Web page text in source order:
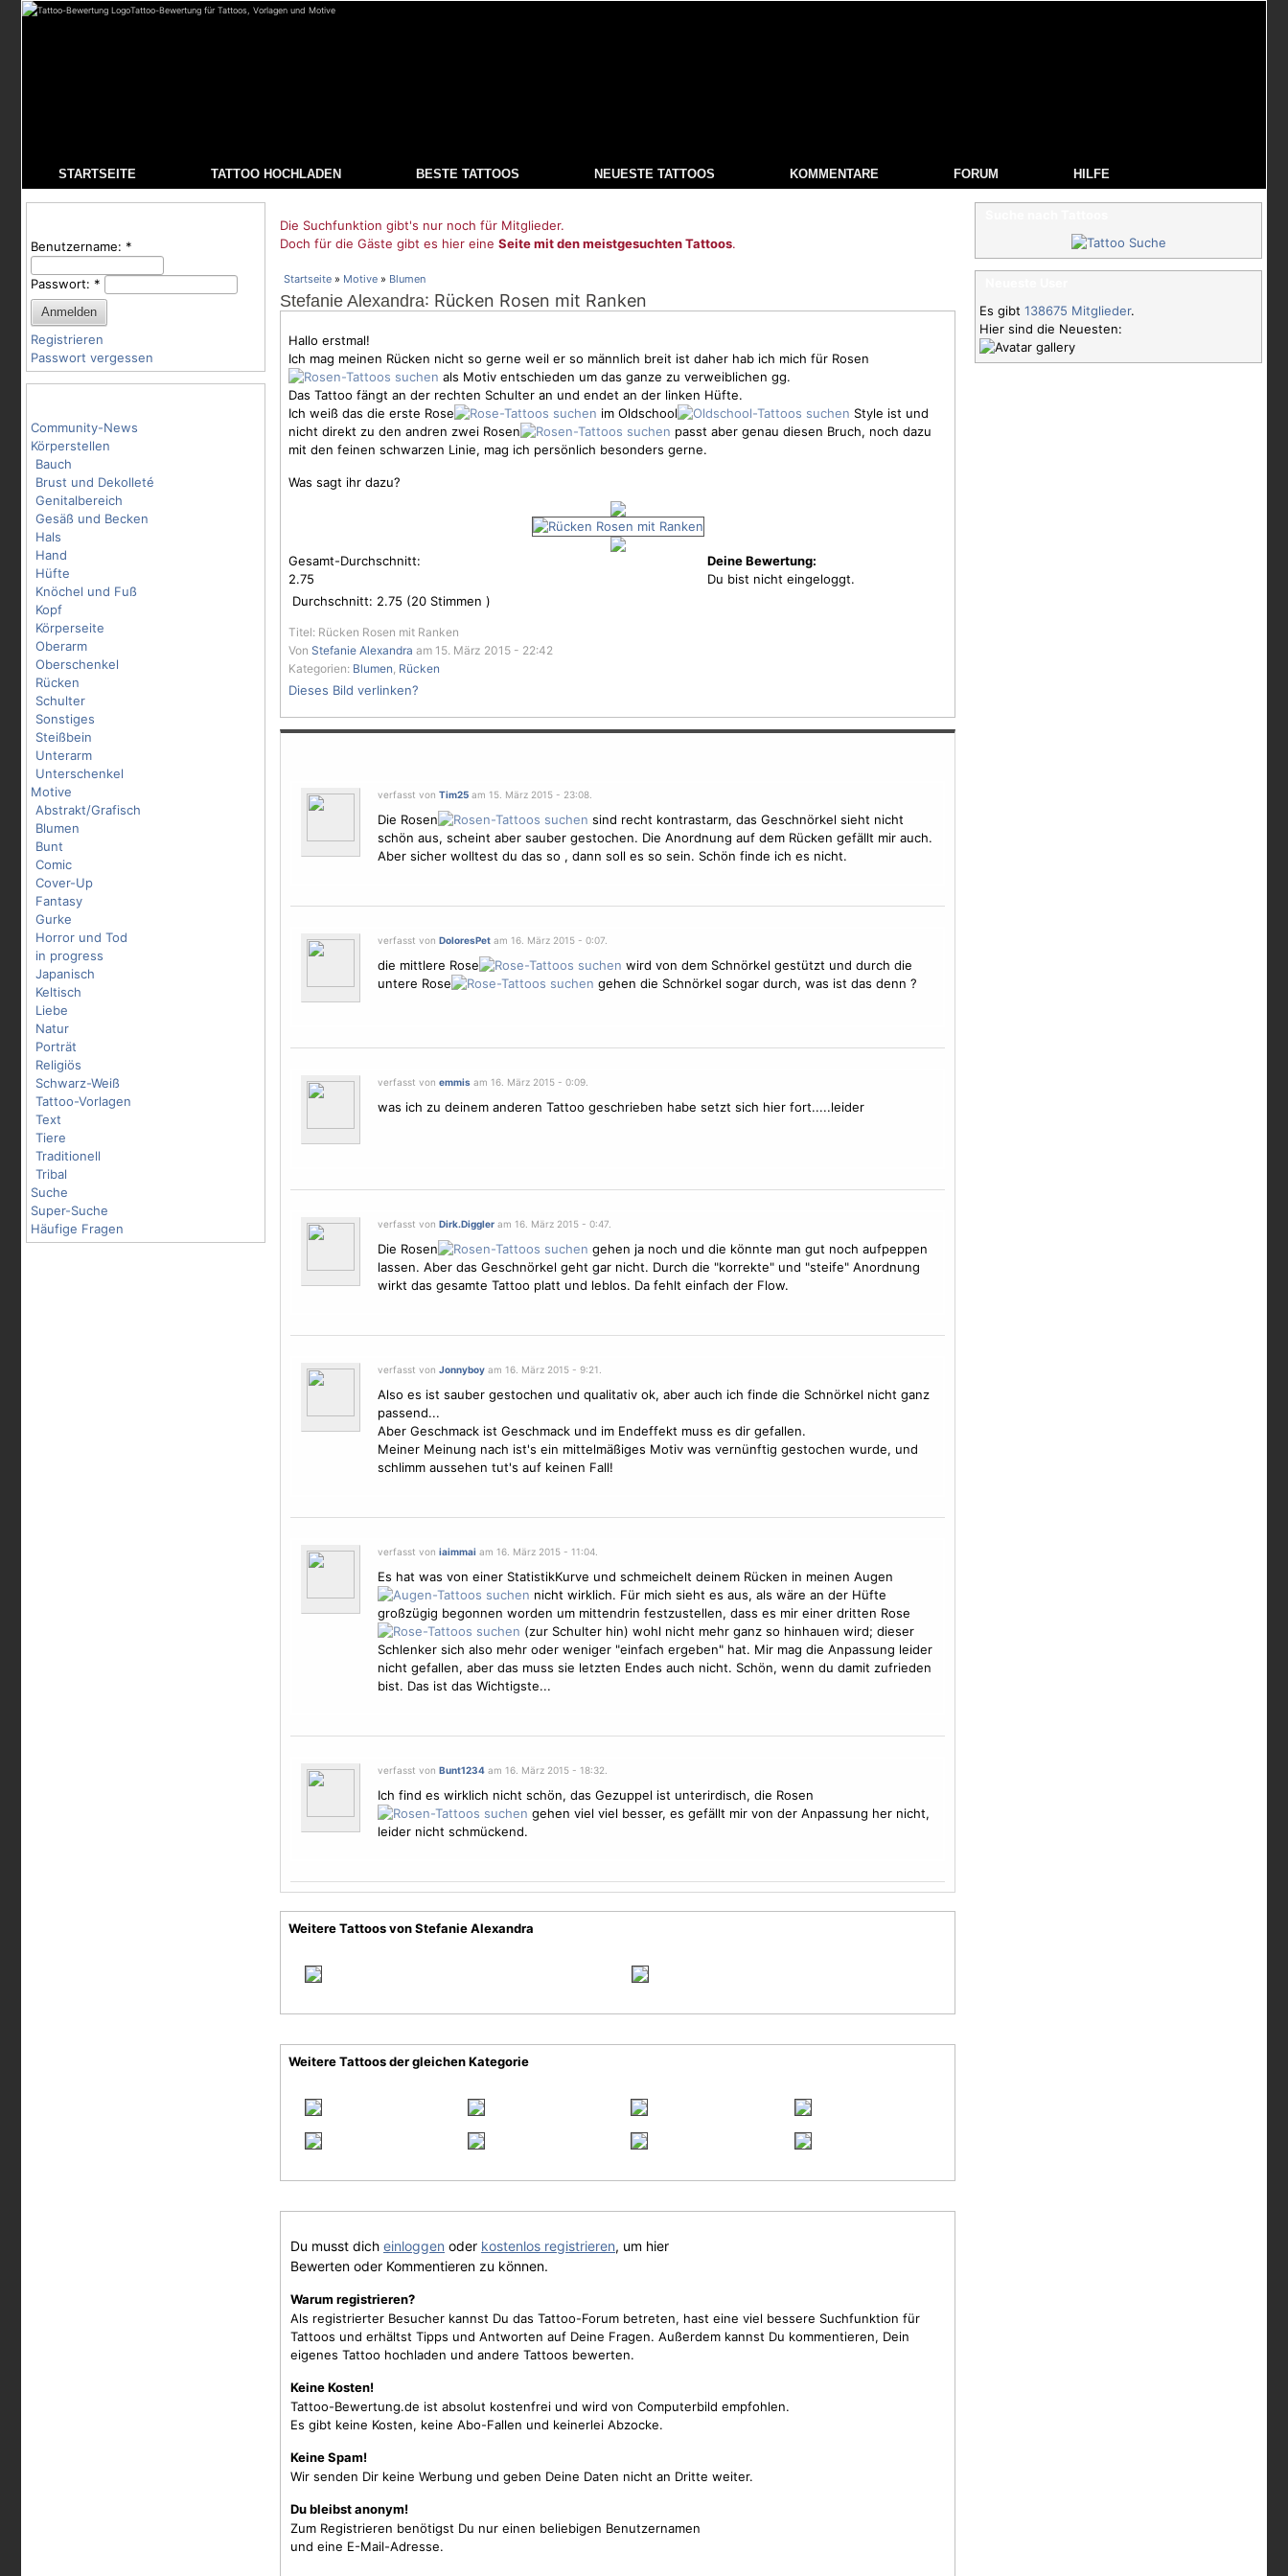
Tattoo-Bewertung für Tattoos, Vorlagen und Motive
STARTSEITE TATTOO HOCHLADEN BESTE TATTOOS NEUESTE TATTOOS KOMMENTARE FORUM HILFE
Benutzername: *
Passwort: *
Registrieren
Passwort vergessen
Community-News
Körperstellen
Bauch
Brust und Dekolleté
Genitalbereich
Gesäß und Becken
Hals
Hand
Hüfte
Knöchel und Fuß
Kopf
Körperseite
Oberarm
Oberschenkel
Rücken
Schulter
Sonstiges
Steißbein
Unterarm
Unterschenkel
Motive
Abstrakt/Grafisch
Blumen
Bunt
Comic
Cover-Up
Fantasy
Gurke
Horror und Tod
in progress
Japanisch
Keltisch
Liebe
Natur
Porträt
Religiös
Schwarz-Weiß
Tattoo-Vorlagen
Text
Tiere
Traditionell
Tribal
Suche
Super-Suche
Häufige Fragen
Die Suchfunktion gibt's nur noch für Mitglieder.
Doch für die Gäste gibt es hier eine Seite mit den meistgesuchten Tattoos.
Startseite » Motive » Blumen
Stefanie Alexandra: Rücken Rosen mit Ranken
Hallo erstmal!
Ich mag meinen Rücken nicht so gerne weil er so männlich breit ist daher hab ich mich für Rosen
als Motiv entschieden um das ganze zu verweiblichen gg.
Das Tattoo fängt an der rechten Schulter an und endet an der linken Hüfte.
Ich weiß das die erste Rose
im Oldschool
Style ist und
nicht direkt zu den andren zwei Rosen
passt aber genau diesen Bruch, noch dazu
mit den feinen schwarzen Linie, mag ich persönlich besonders gerne.
Was sagt ihr dazu?
Gesamt-Durchschnitt:
2.75
Durchschnitt: 2.75 (20 Stimmen )
Deine Bewertung:
Du bist nicht eingeloggt.
Titel: Rücken Rosen mit Ranken
Von Stefanie Alexandra am 15. März 2015 - 22:42
Kategorien: Blumen, Rücken
Dieses Bild verlinken?
verfasst von Tim25am 15. März 2015 - 23:08.
Die Rosen
sind recht kontrastarm, das Geschnörkel sieht nicht
schön aus, scheint aber sauber gestochen. Die Anordnung auf dem Rücken gefällt mir auch.
Aber sicher wolltest du das so , dann soll es so sein. Schön finde ich es nicht.
verfasst von DoloresPetam 16. März 2015 - 0:07.
die mittlere Rose
wird von dem Schnörkel gestützt und durch die
untere Rose
gehen die Schnörkel sogar durch, was ist das denn ?
verfasst von emmisam 16. März 2015 - 0:09.
was ich zu deinem anderen Tattoo geschrieben habe setzt sich hier fort.....leider
verfasst von Dirk.Diggleram 16. März 2015 - 0:47.
Die Rosen
gehen ja noch und die könnte man gut noch aufpeppen
lassen. Aber das Geschnörkel geht gar nicht. Durch die "korrekte" und "steife" Anordnung
wirkt das gesamte Tattoo platt und leblos. Da fehlt einfach der Flow.
verfasst von Jonnyboyam 16. März 2015 - 9:21.
Also es ist sauber gestochen und qualitativ ok, aber auch ich finde die Schnörkel nicht ganz
passend...
Aber Geschmack ist Geschmack und im Endeffekt muss es dir gefallen.
Meiner Meinung nach ist's ein mittelmäßiges Motivwas vernünftig gestochen wurde, und
schlimm aussehen tut's auf keinen Fall!
verfasst von iaimmai am 16. März 2015 - 11:04.
Es hat was von einer StatistikKurve und schmeichelt deinem Rücken in meinen Augen
nicht wirklich. Für mich sieht es aus, als wäre an der Hüfte
großzügig begonnen worden um mittendrin festzustellen, dass es mir einer dritten Rose
(zur Schulter hin) wohl nicht mehr ganz so hinhauen wird; dieser
Schlenker sich also mehr oder weniger "einfach ergeben" hat. Mir mag die Anpassung leider
nicht gefallen, aber das muss sie letzten Endes auch nicht. Schön, wenn du damit zufrieden
bist. Das ist das Wichtigste...
verfasst von Bunt1234am 16. März 2015 - 18:32.
Ich find es wirklich nicht schön, das Gezuppel ist unterirdisch, die Rosen
gehen viel viel besser, es gefällt mir von der Anpassung her nicht,
leider nicht schmückend.
Weitere Tattoos von Stefanie Alexandra
Weitere Tattoos der gleichen Kategorie
Du musst dich einloggen oder kostenlos registrieren, um hier
Bewerten oder Kommentieren zu können.
Warum registrieren?
Als registrierter Besucher kannst Du das Tattoo-Forum betreten, hast eine viel bessere Suchfunktion für
Tattoos und erhältst Tipps und Antworten auf Deine Fragen. Außerdem kannst Du kommentieren, Dein
eigenes Tattoo hochladen und andere Tattoos bewerten.
Keine Kosten!
Tattoo-Bewertung.de ist absolut kostenfrei und wird von Computerbild empfohlen.
Es gibt keine Kosten, keine Abo-Fallen und keinerlei Abzocke.
Keine Spam!
Wir senden Dir keine Werbung und geben Deine Daten nicht an Dritte weiter.
Du bleibst anonym!
Zum Registrieren benötigst Du nur einen beliebigen Benutzernamen
und eine E-Mail-Adresse.
Es gibt 138675 Mitglieder.
Hier sind die Neuesten: